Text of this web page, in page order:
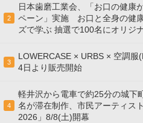
2
日本歯磨工業会、「お口の健康
ペーン」実施 お口と全身の健
ズで学ぶ 抽選で100名にオリジ
3
LOWERCASE × URBS × 空調
4日より販売開始
4
軽井沢から電車で約25分の城下
名が滞在制作、市民アーティス
2026」8/8(土)開幕